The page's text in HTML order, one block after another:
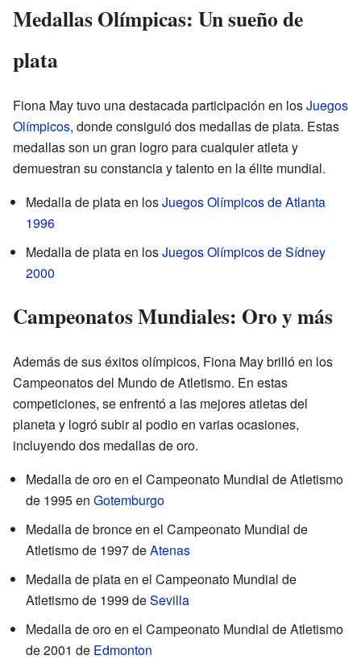
Medallas Olímpicas: Un sueño de
plata
Fiona May tuvo una destacada participación en losJuegos
Olímpicos, donde consiguió dos medallas de plata. Estas
medallas son un gran logro para cualquier atleta y
demuestran su constancia y talento en la élite mundial.
Medalla de plata en losJuegos Olímpicos de Atlanta
1996
Medalla de plata en losJuegos Olímpicos de Sídney
2000
Campeonatos Mundiales: Oro y más
Además de sus éxitos olímpicos, Fiona May brilló en los
Campeonatos del Mundo de Atletismo. En estas
competiciones, se enfrentó a las mejores atletas del
planeta y logró subir al podio en varias ocasiones,
incluyendo dos medallas de oro.
Medalla de oro en el Campeonato Mundial de Atletismo
de 1995 en Gotemburgo
Medalla de bronce en el Campeonato Mundial de
Atletismo de 1997 deAtenas
Medalla de plata en el Campeonato Mundial de
Atletismo de 1999 deSevilla
Medalla de oro en el Campeonato Mundial de Atletismo
de 2001 de Edmonton